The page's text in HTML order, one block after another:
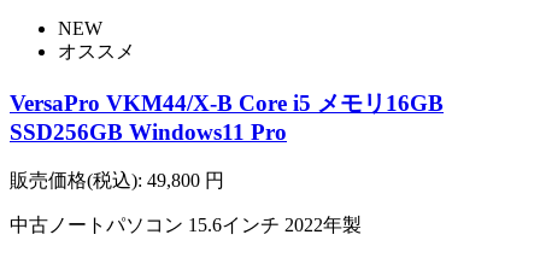
NEW
オススメ
VersaPro VKM44/X-B Core i5 メモリ16GB
SSD256GB Windows11 Pro
販売価格(税込): 49,800 円
中古ノートパソコン 15.6インチ 2022年製